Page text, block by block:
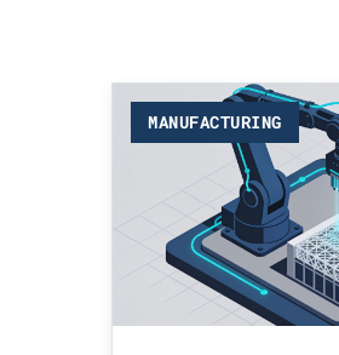
MANUFACTURING